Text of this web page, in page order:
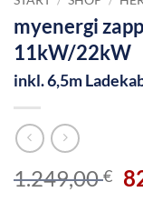
myenergi
11kW/22kW
inkl. 6,5m
1.249,00€